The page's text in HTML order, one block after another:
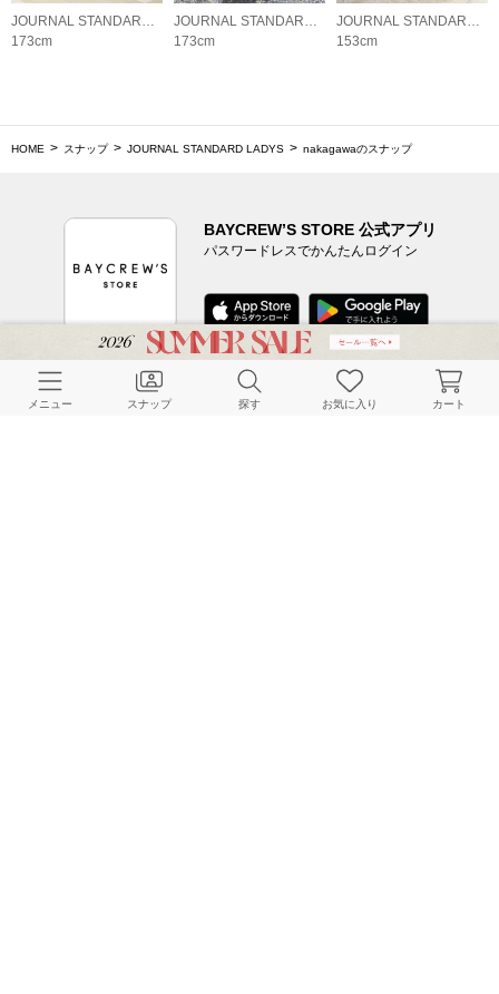
173cm
173cm
153cm
HOME スナップ JOURNAL STANDARD LADYS nakagawaのスナップ
BAYCREW’S STORE 公式アプリ
パスワードレスでかんたんログイン
CUSTOMER SERVICE
メニュー スナップ 探す お気に入り カート